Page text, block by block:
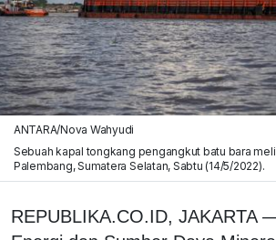
ANTARA/Nova Wahyudi
Sebuah kapal tongkang pengangkut batu bara
Palembang, Sumatera Selatan, Sabtu (14/5/2022).
REPUBLIKA.CO.ID, JAKARTA